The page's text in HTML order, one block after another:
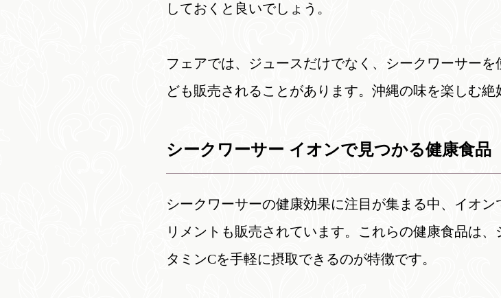
しておくと良いでしょう。
フェアでは、ジュースだけでなく、シークワーサー
ども販売されることがあります。沖縄の味を楽しむ絶
シークワーサー イオンで見つかる健康食品
シークワーサーの健康効果に注目が集まる中、イオ
リメントも販売されています。これらの健康食品は
タミンCを手軽に摂取できるのが特徴です。